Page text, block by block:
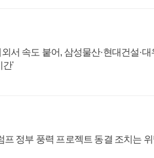
서 속도 붙어, 삼성물산·현대건설·
간'
프 정부 풍력 프로젝트 동결 조치는